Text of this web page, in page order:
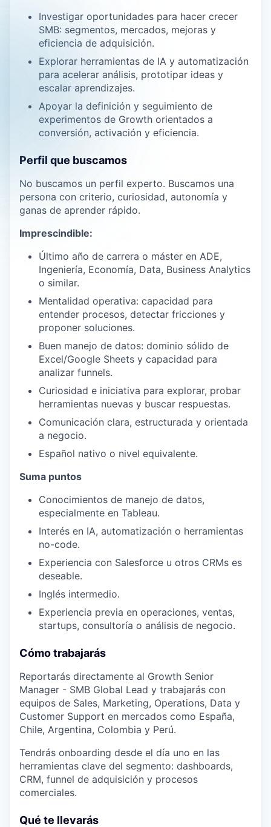
Investigar oportunidades para hacer crecer
SMB: segmentos, mercados, mejoras y
eficiencia de adquisición.
Explorar herramientas de IA y automatización
para acelerar análisis, prototipar ideas y
escalar aprendizajes.
Apoyar la definición y seguimiento de
experimentos de Growth orientados a
conversión, activación y eficiencia.
Perfil que buscamos
No buscamos un perfil experto. Buscamos una
persona con criterio, curiosidad, autonomía y
ganas de aprender rápido.
Imprescindible:
Último año de carrera o máster en ADE,
Ingeniería, Economía, Data, Business Analytics
o similar.
Mentalidad operativa: capacidad para
entender procesos, detectar fricciones y
proponer soluciones.
Buen manejo de datos: dominio sólido de
Excel/Google Sheets y capacidad para
analizar funnels.
Curiosidad e iniciativa para explorar, probar
herramientas nuevas y buscar respuestas.
Comunicación clara, estructurada y orientada
a negocio.
Español nativo o nivel equivalente.
Suma puntos
Conocimientos de manejo de datos,
especialmente en Tableau.
Interés en IA, automatización o herramientas
no-code.
Experiencia con Salesforce u otros CRMs es
deseable.
Inglés intermedio.
Experiencia previa en operaciones, ventas,
startups, consultoría o análisis de negocio.
Cómo trabajarás
Reportarás directamente al Growth Senior
Manager - SMB Global Lead y trabajarás con
equipos de Sales, Marketing, Operations, Data y
Customer Support en mercados como España,
Chile, Argentina, Colombia y Perú.
Tendrás onboarding desde el día uno en las
herramientas clave del segmento: dashboards,
CRM, funnel de adquisición y procesos
comerciales.
Qué te llevarás